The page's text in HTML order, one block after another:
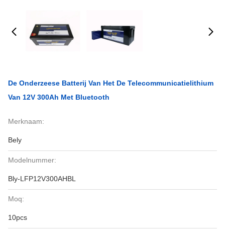
De Onderzeese Batterij Van Het De Telecommunicatielithium
Van 12V 300Ah Met Bluetooth
Merknaam:
Bely
Modelnummer:
Bly-LFP12V300AHBL
Moq:
10pcs